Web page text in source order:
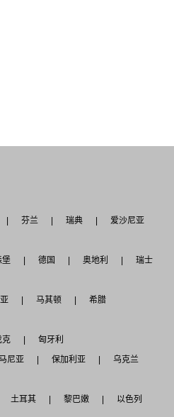
芬兰 瑞典
爱沙尼亚
堡 德国 奥地利
瑞士
亚 马其顿
希腊
克
匈牙利
尼亚 保加利亚
乌克兰
土耳其 黎巴嫩
以色列